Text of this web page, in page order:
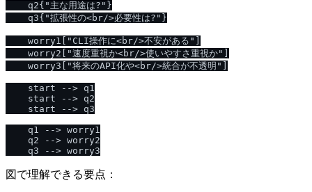
    q2{"主な用途は?"}
    q3{"拡張性の<br/>必要性は?"}
    worry1["CLI操作に<br/>不安がある"]
    worry2["速度重視か<br/>使いやすさ重視か"]
    worry3["将来のAPI化や<br/>統合が不透明"]
    start --> q1
    start --> q2
    start --> q3
    q1 --> worry1
    q2 --> worry2
図で理解できる要点：